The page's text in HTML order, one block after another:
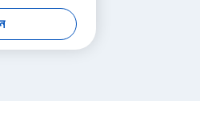
Equipment